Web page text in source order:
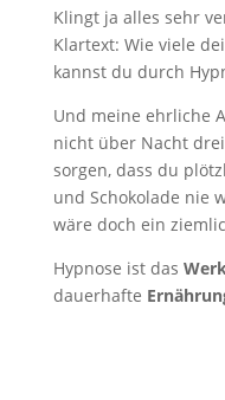
Klingt ja alles sehr
Klartext: Wie viele
kannst du durch
Und meine ehrliche
nicht über Nacht
sorgen, dass du
und Schokolade nie
wäre doch ein
Hypnose ist das
dauerhafte